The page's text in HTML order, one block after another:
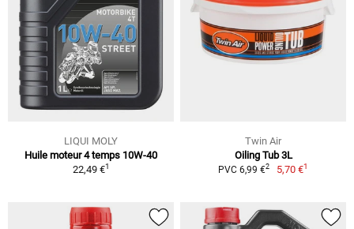
LIQUI MOLY
Huile moteur 4 temps 10W-40
22,49 €1
Twin Air
Oiling Tub 3L
PVC 6,99 €2 5,70 €1